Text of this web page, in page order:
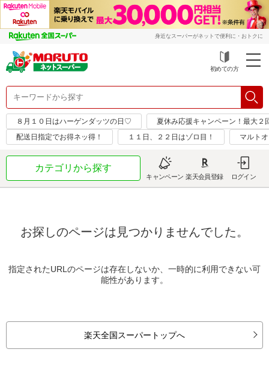
身近なスーパーがネットで便利に・おトクに
初めての方
８月１０日はハーゲンダッツの日♡
夏休み応援キャンペーン！最大２
配送日指定でお得ネッ得！
１１日、２２日はゾロ目！ マルト
カテゴリから探す
キャンペーン 楽天会員登録 ログイン
お探しのページは見つかりませんでした。
指定されたURLのページは存在しないか、一時的に利用できない可
能性があります。
楽天全国スーパートップへ